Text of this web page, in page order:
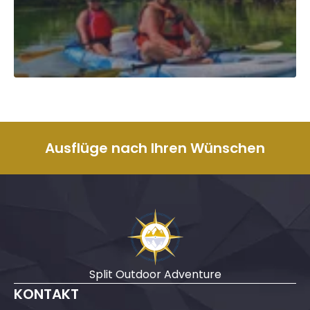
Ausflüge nach Ihren Wünschen
Split Outdoor Adventure
KONTAKT